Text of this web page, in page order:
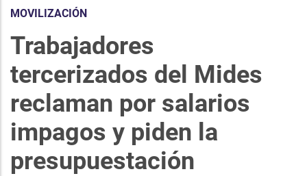
MOVILIZACIÓN
Trabajadores
tercerizados del Mides
reclaman por salarios
impagos y piden la
presupuestación